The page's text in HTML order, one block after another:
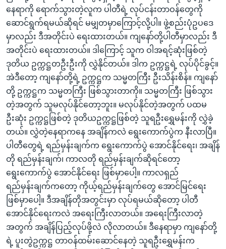
နေရာကို ရောက်သွားတဲ့လူက ပါတီရဲ့ လုပ်ငန်းတာဝန်တွေကို
ဆောင်ရွက်ရမယ်ဆိုရင် မမျှတမှာကြောင့်လို့ပါ။ ဖွဲ့စည်းပုံဥပဒေ
မှာလည်း ဒီအတိုင်းပဲ ရေးထားတယ်။ ကျနော်တို့ပါတီမှာလည်း ဒီ
အတိုင်းပဲ ရေးထားတယ်။ ဒါကြောင့် သူက ဝါအရင့်ဆုံးဖြစ်တဲ့
ဒုတိယ ဥက္ကဋ္ဌတဦးဦးကို လွှဲနိုင်တယ်။ ဒါက ဥက္ကဋ္ဌရဲ့ လုပ်ပိုင်ခွင့်။
အဲဒီတော့ ကျနော်တို့ရဲ့ ဥက္ကဋ္ဌက သမ္မတကြီး ဦးသိန်းစိန်။ ကျနော်
တို့ ဥက္ကဋ္ဌက သမ္မတကြီး ဖြစ်သွားတာကို။ သမ္မတကြီး ဖြစ်သွား
တဲ့အတွက် သူမလုပ်နိုင်တော့ဘူး။ မလုပ်နိုင်တဲ့အတွက် ပထမ
ဦးဆုံး ဥက္ကဋ္ဌဖြစ်တဲ့ ဒုတိယဥက္ကဋ္ဌဖြစ်တဲ့ သူရဦးရွှေမန်းကို လွှဲခဲ့
တယ်။ လွှဲတဲ့နေရာကနေ အချိန်ကလဲ ရွေးကောက်ပွဲက နီးလာပြီ။
ပါတီတွေရဲ့ ရည်မှန်းချက်က ရွေးကောက်ပွဲ အောင်နိုင်ရေး၊ အချိန်
တို ရည်မှန်းချက်၊ ကာလတို ရည်မှန်းချက်ဆိုရင်တော့
ရွေးကောက်ပွဲ အောင်နိုင်ရေး ဖြစ်မှာပေါ့။ ကာလရှည်
ရည်မှန်းချက်ကတော့ ကိုယ့်ရည်မှန်းချက်တွေ အောင်မြင်ရေး
ဖြစ်မှာပေါ့။ ဒီအချိန်တိုအတွင်းမှာ လုပ်ရမယ်ဆိုတော့ ပါတီ
အောင်နိုင်ရေးကလဲ အရေးကြီးလာတယ်။ အရေးကြီးလာတဲ့
အတွက် အချိန်ပြည့်လုပ်ဖို့လဲ လိုလာတယ်။ ဒီနေရာမှာ ကျနော်တို့
ရဲ့ ပူးတွဲဥက္ကဋ္ဌ တာဝန်ထမ်းဆောင်နေတဲ့ သူရဦးရွှေမန်းက